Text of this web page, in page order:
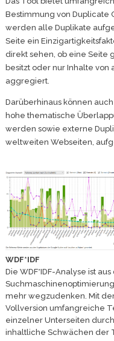
Bestimmung von Duplicate
werden alle Duplikate
Seite ein
direkt sehen, ob eine Seite
besitzt oder nur Inhalte von
aggregiert.
Darüberhinaus können
hohe thematische
werden sowie externe
weltweiten Webseiten,
WDF*IDF
Die WDF*IDF-Analyse ist
mehr wegzudenken. Mit
Vollversion umfangreiche
einzelner Unterseiten
inhaltliche Schwächen der